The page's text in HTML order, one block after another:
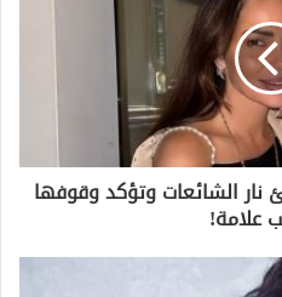
الشائعات وتؤكد وقوفها
علامة!